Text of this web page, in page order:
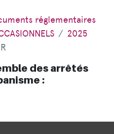
réglementaires
2025
des arrêtés
: